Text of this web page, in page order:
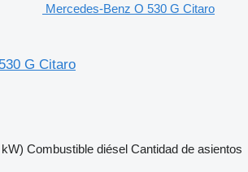
Mercedes-Benz O 530 G Citaro
G Citaro
Combustible diésel Cantidad de asientos